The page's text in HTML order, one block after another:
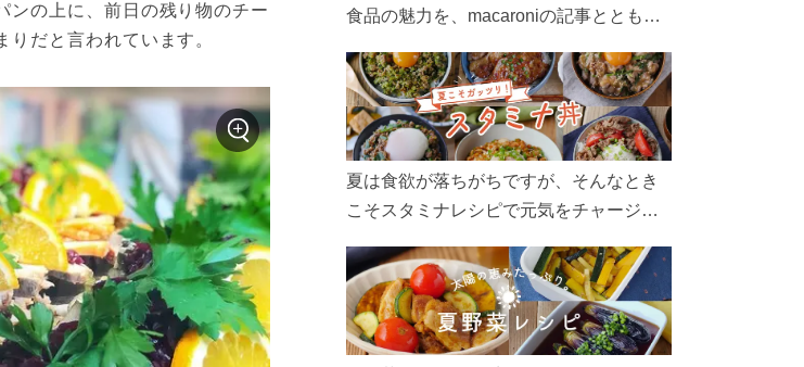
ンの上に、前日の残り物のチー
だと言われています。
食品の魅力を、macaroniの記事とともに
ん、製造現場や品質へのこだわりまで。
こめ油をもっと好きになるコンテンツを
ぜひお楽しみください。
夏は食欲が落ちがちですが、そんなとき
こそスタミナレシピで元気をチャージ！
リ食べて、夏バテを吹き飛ばしましょ
う！